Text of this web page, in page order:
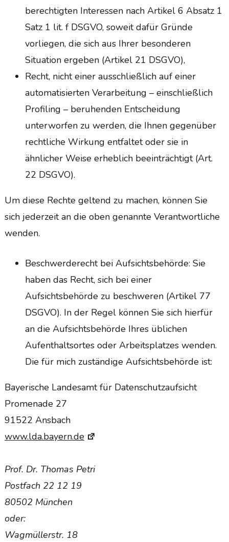
berechtigten Interessen nach Artikel 6 Absatz 1
Satz 1 lit. f DSGVO, soweit dafür Gründe
vorliegen, die sich aus Ihrer besonderen
Situation ergeben (Artikel 21 DSGVO),
Recht, nicht einer ausschließlich auf einer
automatisierten Verarbeitung – einschließlich
Profiling – beruhenden Entscheidung
unterworfen zu werden, die Ihnen gegenüber
rechtliche Wirkung entfaltet oder sie in
ähnlicher Weise erheblich beeinträchtigt (Art.
22 DSGVO).
Um diese Rechte geltend zu machen, können Sie
sich jederzeit an die oben genannte Verantwortliche
wenden.
Beschwerderecht bei Aufsichtsbehörde: Sie
haben das Recht, sich bei einer
Aufsichtsbehörde zu beschweren (Artikel 77
DSGVO). In der Regel können Sie sich hierfür
an die Aufsichtsbehörde Ihres üblichen
Aufenthaltsortes oder Arbeitsplatzes wenden.
Die für mich zuständige Aufsichtsbehörde ist:
Bayerische Landesamt für Datenschutzaufsicht
Promenade 27
91522 Ansbach
www.lda.bayern.de
Prof. Dr. Thomas Petri
Postfach 22 12 19
80502 München
oder:
Wagmüllerstr. 18